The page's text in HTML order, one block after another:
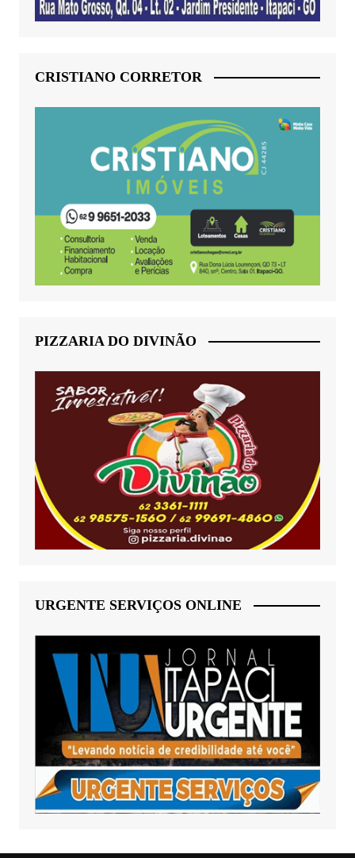
CRISTIANO CORRETOR
PIZZARIA DO DIVINÃO
URGENTE SERVIÇOS ONLINE